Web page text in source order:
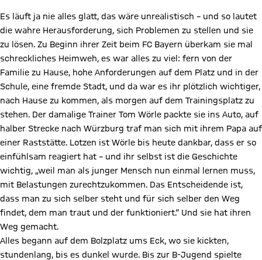
Es läuft ja nie alles glatt, das wäre unrealistisch – und so lautet
die wahre Herausforderung, sich Problemen zu stellen und sie
zu lösen. Zu Beginn ihrer Zeit beim FC Bayern überkam sie mal
schreckliches Heimweh, es war alles zu viel: fern von der
Familie zu Hause, hohe Anforderungen auf dem Platz und in der
Schule, eine fremde Stadt, und da war es ihr plötzlich wichtiger,
nach Hause zu kommen, als morgen auf dem Trainingsplatz zu
stehen. Der damalige Trainer Tom Wörle packte sie ins Auto, auf
halber Strecke nach Würzburg traf man sich mit ihrem Papa auf
einer Raststätte. Lotzen ist Wörle bis heute dankbar, dass er so
einfühlsam reagiert hat – und ihr selbst ist die Geschichte
wichtig, „weil man als junger Mensch nun einmal lernen muss,
mit Belastungen zurechtzukommen. Das Entscheidende ist,
dass man zu sich selber steht und für sich selber den Weg
findet, dem man traut und der funktioniert.“ Und sie hat ihren
Weg gemacht.
Alles begann auf dem Bolzplatz ums Eck, wo sie kickten,
stundenlang, bis es dunkel wurde. Bis zur B-Jugend spielte